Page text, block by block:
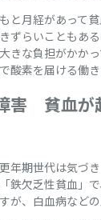
と月経があって
ずらいこともあ
きな負担がかか
酸素を届ける働
害 貧血が
年期世代は気づ
鉄欠乏性貧血」
が、白血病など